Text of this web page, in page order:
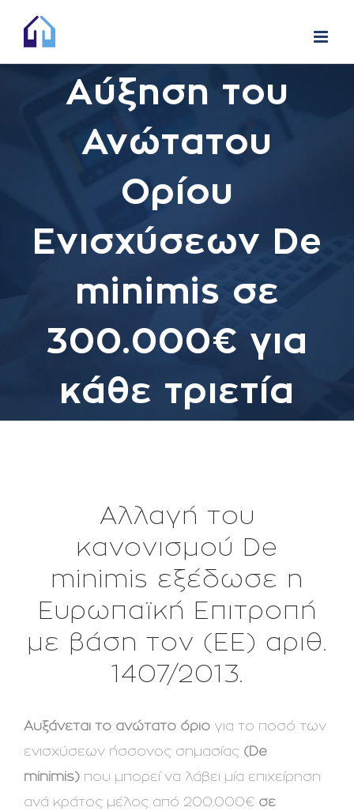
content
Αύξηση του
Ανώτατου
Ορίου
Ενισχύσεων De
minimis σε
300.000€ για
κάθε τριετία
Αλλαγή του
κανονισμού De
minimis εξέδωσε η
Ευρωπαϊκή Επιτροπή
με βάση τον (ΕΕ) αριθ.
1407/2013.
Αυξάνεται το ανώτατο όριο για το ποσό των
ενισχύσεων ήσσονος σημασίας (De
minimis) που μπορεί να λάβει μία επιχείρηση
ανά κράτος μέλος από 200.000€ σε